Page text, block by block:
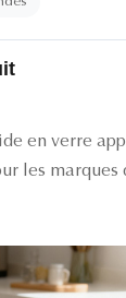
en verre
les marques